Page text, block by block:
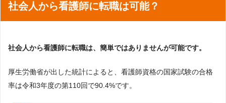
社会人から看護師に転職は可能？
社会人から看護師に転職は、簡単ではありませんが可能です。
厚生労働省が出した統計によると、看護師資格の国家試験の合格
率は令和3年度の第110回で90.4%です。